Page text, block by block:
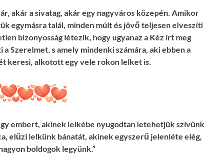
akár a sivatag, akár egy nagyváros közepén. Amikor
egymásra talál, minden múlt és jövő teljesen elveszíti
bizonyosság létezik, hogy ugyanaz a Kéz írt meg
Szerelmet, s amely mindenki számára, aki ebben a
keresi, alkotott egy vele rokon lelket is.
embert, akinek lelkébe nyugodtan letehetjük szívünk
elűzi lelkünk bánatát, akinek egyszerű jelenléte elég,
boldogok legyünk.”